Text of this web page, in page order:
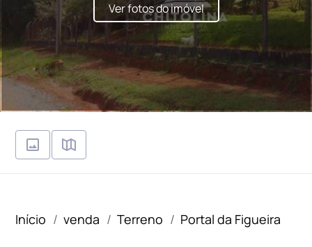
Ver fotos do imóvel
Início venda Terreno Portal da Figueira